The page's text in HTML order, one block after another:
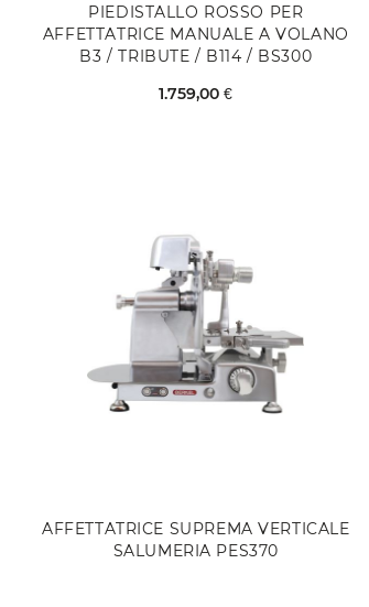
PIEDISTALLO ROSSO PER
AFFETTATRICE MANUALE A VOLANO
B3 / TRIBUTE / B114 / BS300
1.759,00 €
AFFETTATRICE SUPREMA VERTICALE
SALUMERIA PES370